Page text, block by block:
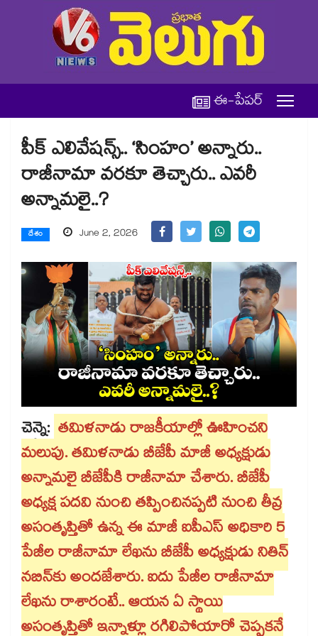
ఈ-పేపర్
పీక్ ఎలివేషన్స్.. ‘సింహం’ అన్నారు..
రాజీనామా వరకూ తెచ్చారు.. ఎవరీ
అన్నామలై..?
దేశం June 2, 2026
చెన్నై: తమిళనాడు రాజకీయాల్లో ఊహించని
మలుపు. తమిళనాడు బీజేపీ మాజీ అధ్యక్షుడు
అన్నామలై బీజేపీకి రాజీనామా చేశారు. బీజేపీ
అధ్యక్ష పదవి నుంచి తప్పించినప్పటి నుంచి తీవ్ర
అసంతృప్తితో ఉన్న ఈ మాజీ ఐపీఎస్ అధికారి 5
పేజీల రాజీనామా లేఖను బీజేపీ అధ్యక్షుడు నితిన్
నబిన్‌కు అందజేశారు. ఐదు పేజీల రాజీనామా
లేఖను రాశారంటే.. ఆయన ఏ స్థాయి
అసంతృప్తితో ఇన్నాళ్లూ రగిలిపోయారో చెప్పకనే